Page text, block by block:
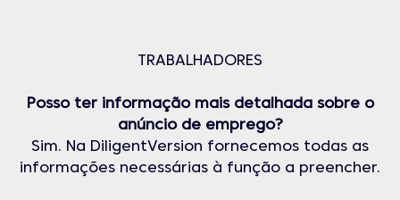
TRABALHADORES
Posso ter informação mais detalhada sobre o
anúncio de emprego?
Sim. Na DiligentVersion fornecemos todas as
informações necessárias à função a preencher.